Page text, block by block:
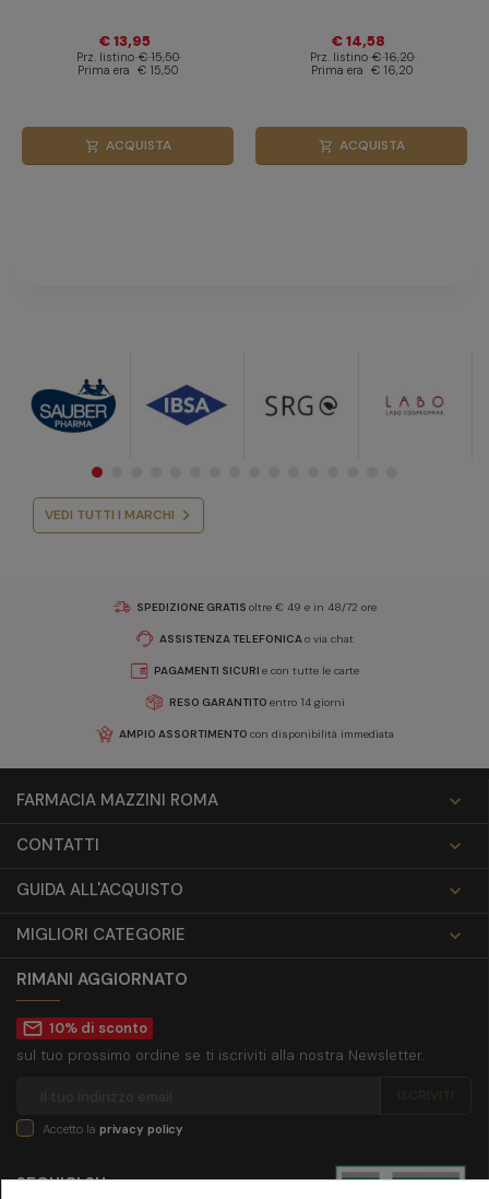
€ 13,95
Prz. listino € 15,50
Prima era € 15,50
shopping_cart ACQUISTA
€ 14,58
Prz. listino € 16,20
Prima era € 16,20
shopping_cart ACQUISTA
VEDI TUTTI I MARCHI
SPEDIZIONE GRATIS oltre € 49 e in 48/72 ore
ASSISTENZA TELEFONICAo via chat
PAGAMENTI SICURI e con tutte le carte
RESO GARANTITO entro 14 giorni
AMPIO ASSORTIMENTO con disponibilità immediata
FARMACIA MAZZINI ROMA

CONTATTI

GUIDA ALL'ACQUISTO

MIGLIORI CATEGORIE

RIMANI AGGIORNATO
mail_outline 10% di sconto
sul tuo prossimo ordine se ti iscriviti alla nostra Newsletter.
Accetto la privacy policy
SEGUICI SU